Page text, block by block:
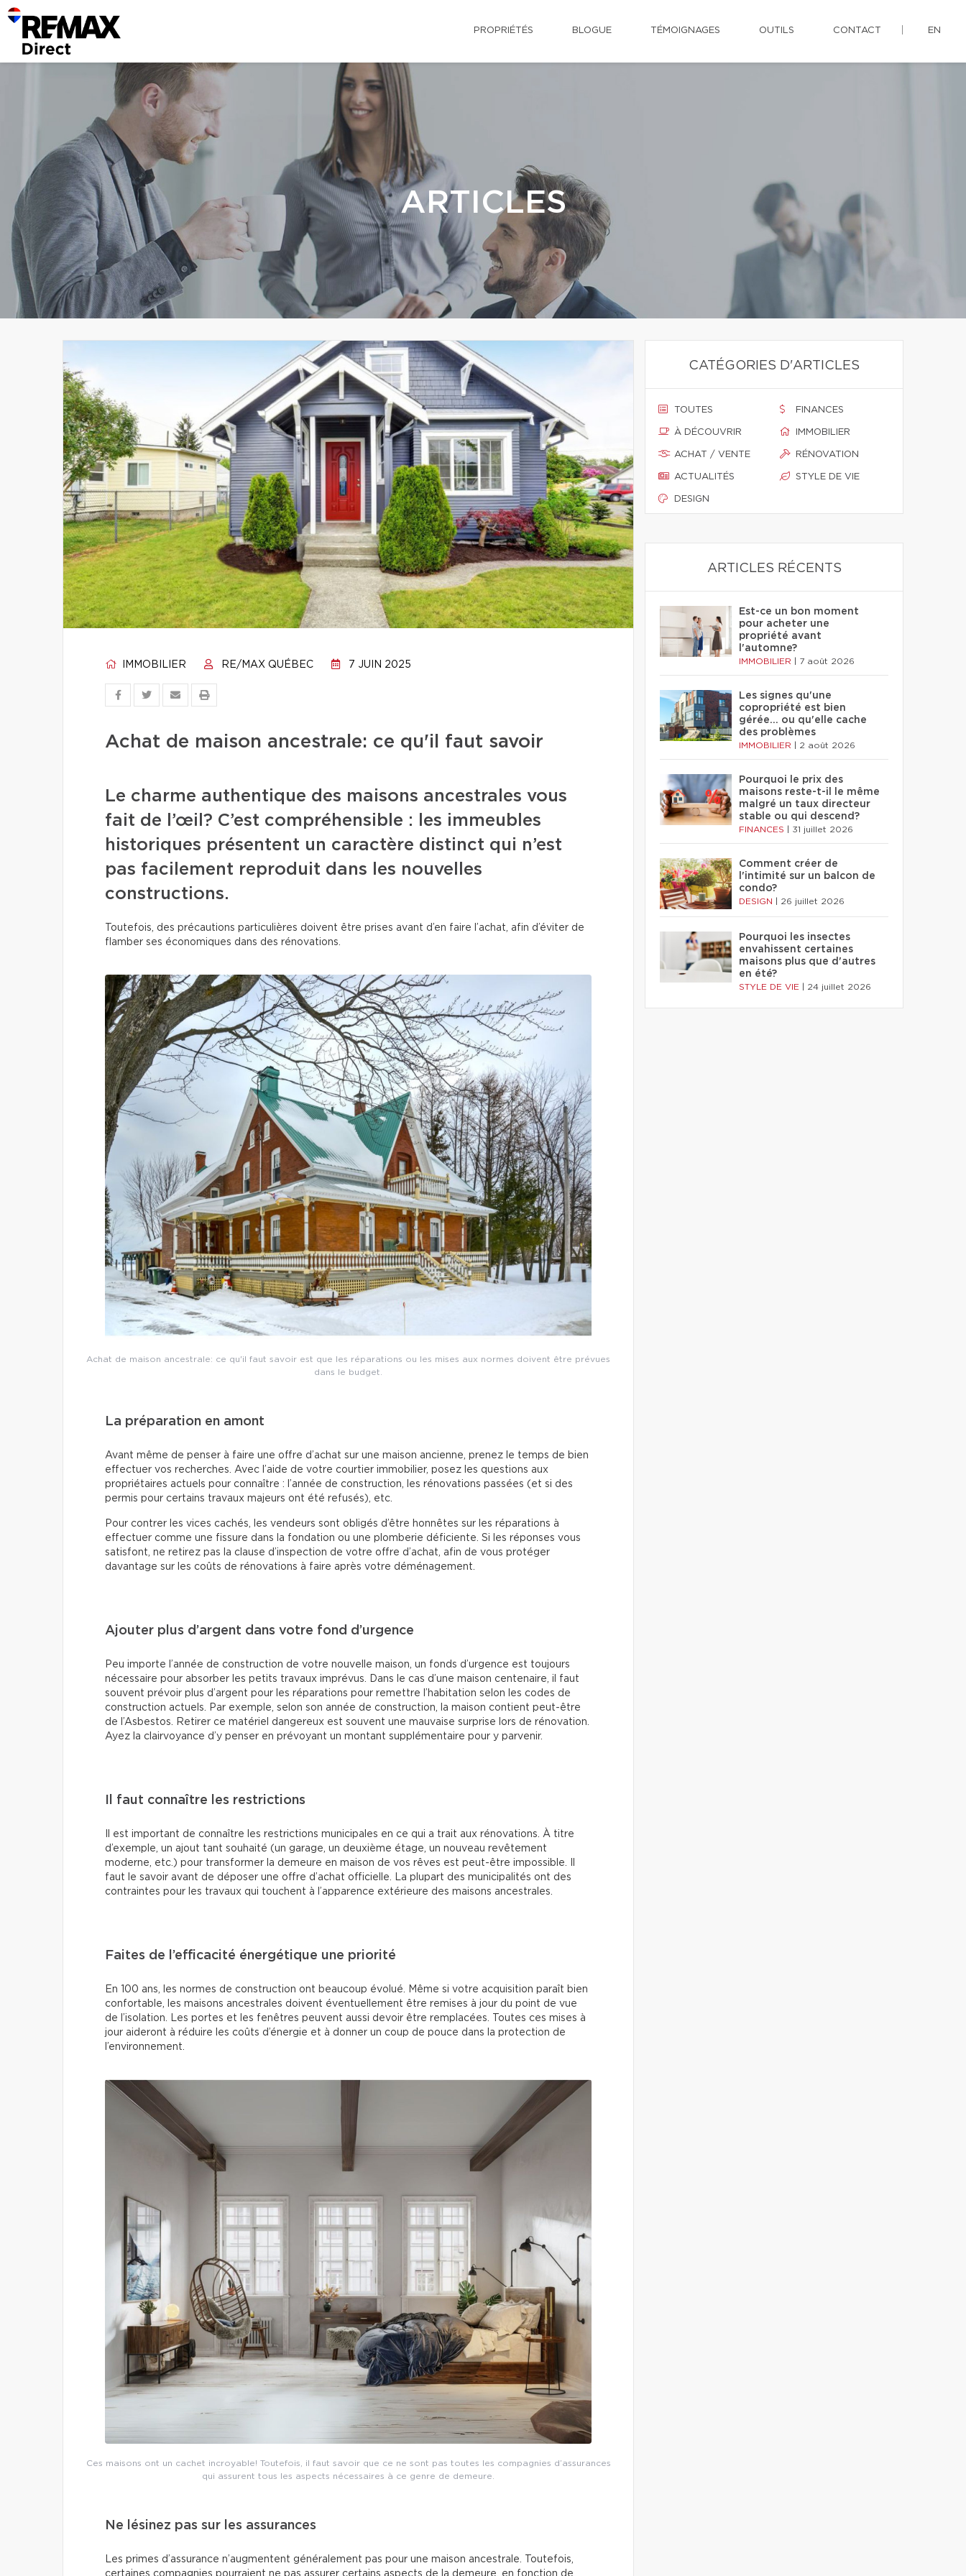
PROPRIÉTÉS BLOGUE TÉMOIGNAGES OUTILS CONTACT EN
ARTICLES
IMMOBILIER RE/MAX QUÉBEC 7 JUIN 2025
Achat de maison ancestrale: ce qu'il faut savoir
Le charme authentique des maisons ancestrales vous
fait de l’œil? C’est compréhensible : les immeubles
historiques présentent un caractère distinct qui n’est
pas facilement reproduit dans les nouvelles
constructions.
Toutefois, des précautions particulières doivent être prises avant d’en faire l’achat, afin d’éviter de
flamber ses économiques dans des rénovations.
Achat de maison ancestrale: ce qu'il faut savoir est que les réparations ou les mises aux normes doivent être prévues
dans le budget.
La préparation en amont
Avant même de penser à faire une offre d’achat sur une maison ancienne, prenez le temps de bien
effectuer vos recherches. Avec l’aide de votre courtier immobilier, posez les questions aux
propriétaires actuels pour connaître : l’année de construction, les rénovations passées (et si des
permis pour certains travaux majeurs ont été refusés), etc.
Pour contrer les vices cachés, les vendeurs sont obligés d’être honnêtes sur les réparations à
effectuer comme une fissure dans la fondation ou une plomberie déficiente. Si les réponses vous
satisfont, ne retirez pas la clause d’inspection de votre offre d’achat, afin de vous protéger
davantage sur les coûts de rénovations à faire après votre déménagement.
Ajouter plus d’argent dans votre fond d’urgence
Peu importe l’année de construction de votre nouvelle maison, un fonds d’urgence est toujours
nécessaire pour absorber les petits travaux imprévus. Dans le cas d’une maison centenaire, il faut
souvent prévoir plus d’argent pour les réparations pour remettre l’habitation selon les codes de
construction actuels. Par exemple, selon son année de construction, la maison contient peut-être
de l’Asbestos. Retirer ce matériel dangereux est souvent une mauvaise surprise lors de rénovation.
Ayez la clairvoyance d’y penser en prévoyant un montant supplémentaire pour y parvenir.
Il faut connaître les restrictions
Il est important de connaître les restrictions municipales en ce qui a trait aux rénovations. À titre
d’exemple, un ajout tant souhaité (un garage, un deuxième étage, un nouveau revêtement
moderne, etc.) pour transformer la demeure en maison de vos rêves est peut-être impossible. Il
faut le savoir avant de déposer une offre d’achat officielle. La plupart des municipalités ont des
contraintes pour les travaux qui touchent à l’apparence extérieure des maisons ancestrales.
Faites de l’efficacité énergétique une priorité
En 100 ans, les normes de construction ont beaucoup évolué. Même si votre acquisition paraît bien
confortable, les maisons ancestrales doivent éventuellement être remises à jour du point de vue
de l’isolation. Les portes et les fenêtres peuvent aussi devoir être remplacées. Toutes ces mises à
jour aideront à réduire les coûts d’énergie et à donner un coup de pouce dans la protection de
l’environnement.
Ces maisons ont un cachet incroyable! Toutefois, il faut savoir que ce ne sont pas toutes les compagnies d’assurances
qui assurent tous les aspects nécessaires à ce genre de demeure.
Ne lésinez pas sur les assurances
Les primes d’assurance n’augmentent généralement pas pour une maison ancestrale. Toutefois,
certaines compagnies pourraient ne pas assurer certains aspects de la demeure, en fonction de
CATÉGORIES D'ARTICLES
TOUTES
À DÉCOUVRIR
ACHAT / VENTE
ACTUALITÉS
DESIGN
FINANCES
IMMOBILIER
RÉNOVATION
STYLE DE VIE
ARTICLES RÉCENTS
Est-ce un bon moment
pour acheter une
propriété avant
l'automne?
IMMOBILIER 7 août 2026
Les signes qu'une
copropriété est bien
gérée… ou qu'elle cache
des problèmes
IMMOBILIER 2 août 2026
Pourquoi le prix des
maisons reste-t-il le même
malgré un taux directeur
stable ou qui descend?
FINANCES 31 juillet 2026
Comment créer de
l'intimité sur un balcon de
condo?
DESIGN 26 juillet 2026
Pourquoi les insectes
envahissent certaines
maisons plus que d'autres
en été?
STYLE DE VIE 24 juillet 2026